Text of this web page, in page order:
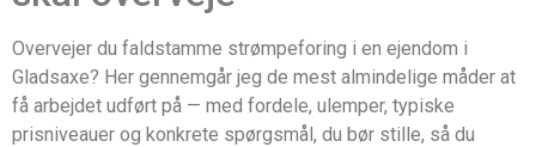
Overvejer du faldstamme strømpeforing i en ejendom i
Gladsaxe? Her gennemgår jeg de mest almindelige måder at
få arbejdet udført på — med fordele, ulemper, typiske
prisniveauer og konkrete spørgsmål, du bør stille, så du